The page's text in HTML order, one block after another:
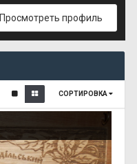
Просмотреть профиль
СОРТИРОВКА